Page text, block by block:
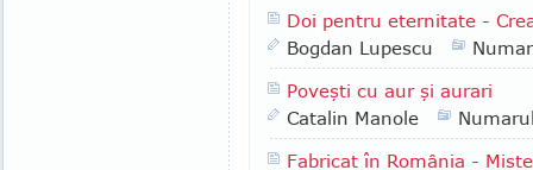
Doi pentru eternitate -
Bogdan Lupescu
Poveşti cu aur şi aurari
Catalin Manole
Fabricat în România -